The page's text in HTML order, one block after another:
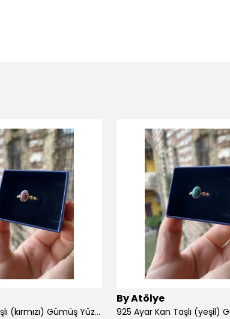
925 Ayar Kan Taşlı (kırmızı) Gümüş Yüzük
By Atölye
925 Ayar Kan Taşlı (yeşil)